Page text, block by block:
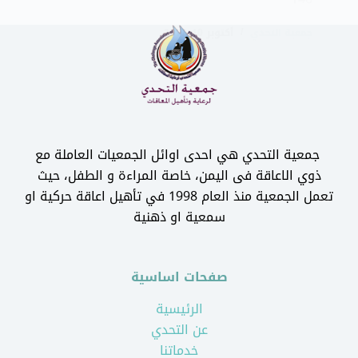
جمعية التحدي هي احدى اوائل الجمعيات العاملة مع
ذوي الاعاقة فى اليمن، خاصة المراءة و الطفل، حيث
تعمل الجمعية منذ العام 1998 في تأهيل اعاقة حركية او
سمعية او ذهنية
صفحات اساسية
الرئيسية
عن التحدي
خدماتنا